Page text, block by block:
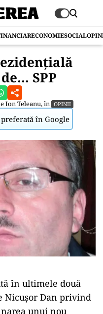
ECONOMIESOCIAL
SPP
Ion Teleanu, în OPINII
în Google
în ultimele două
Nicușor Dan privind
unui nou